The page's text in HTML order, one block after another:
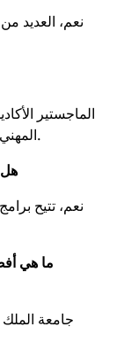
نعم، العديد من
الماجستير
المهني يركز على التطبيق العملي والمهارات المهنية.
هل
نعم، تتيح
ما هي
جامعة